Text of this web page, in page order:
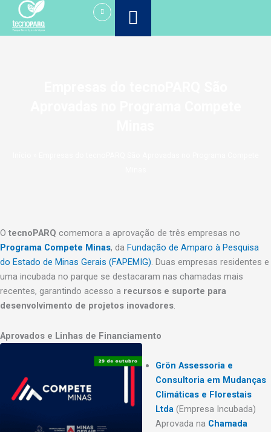
para
o
O tecnoPARQ comemora a aprovação de três empresas no
Programa Compete Minas, da Fundação de Amparo à Pesquisa
do Estado de Minas Gerais (FAPEMIG). Duas empresas residentes e
uma incubada no parque se destacaram nas chamadas mais
recentes, garantindo acesso a recursos e suporte para
desenvolvimento de projetos inovadores.
Aprovados e Linhas de Financiamento
Grön Assessoria e
Consultoria em Mudanças
Climáticas e Florestais
Ltda(Empresa Incubada)
Aprovada na Chamada